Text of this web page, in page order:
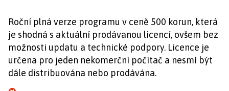
Roční plná verze programu v ceně 500 korun, která
je shodná s aktuální prodávanou licencí, ovšem bez
možnosti updatu a technické podpory. Licence je
určena pro jeden nekomerční počítač a nesmí být
dále distribuována nebo prodávána.